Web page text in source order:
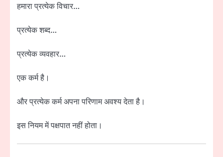
हमारा प्रत्येक विचार…
प्रत्येक शब्द…
प्रत्येक व्यवहार…
एक कर्म है।
और प्रत्येक कर्म अपना परिणाम अवश्य देता है।
इस नियम में पक्षपात नहीं होता।